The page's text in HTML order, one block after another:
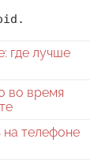
где лучше
во время
на телефоне